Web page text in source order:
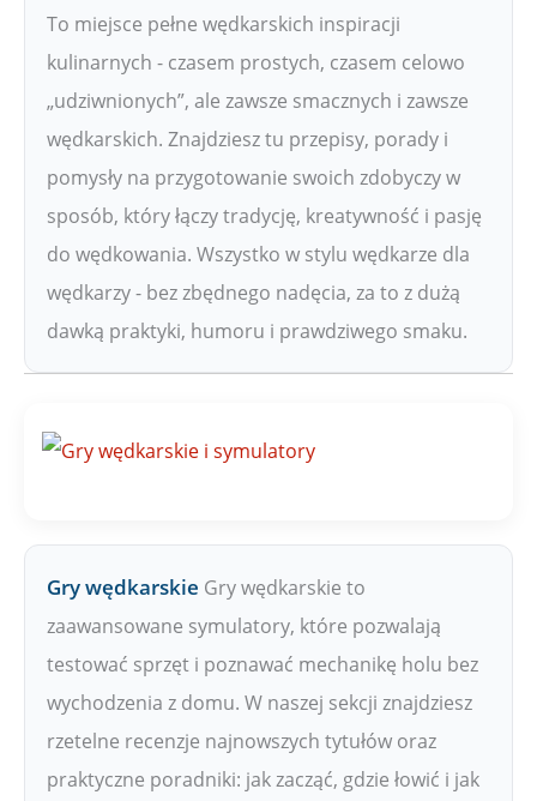
To miejsce pełne wędkarskich inspiracji
kulinarnych - czasem prostych, czasem celowo
„udziwnionych”, ale zawsze smacznych i zawsze
wędkarskich. Znajdziesz tu przepisy, porady i
pomysły na przygotowanie swoich zdobyczy w
sposób, który łączy tradycję, kreatywność i pasję
do wędkowania. Wszystko w stylu wędkarze dla
wędkarzy - bez zbędnego nadęcia, za to z dużą
dawką praktyki, humoru i prawdziwego smaku.
Gry wędkarskie Gry wędkarskie to
zaawansowane symulatory, które pozwalają
testować sprzęt i poznawać mechanikę holu bez
wychodzenia z domu. W naszej sekcji znajdziesz
rzetelne recenzje najnowszych tytułów oraz
praktyczne poradniki: jak zacząć, gdzie łowić i jak